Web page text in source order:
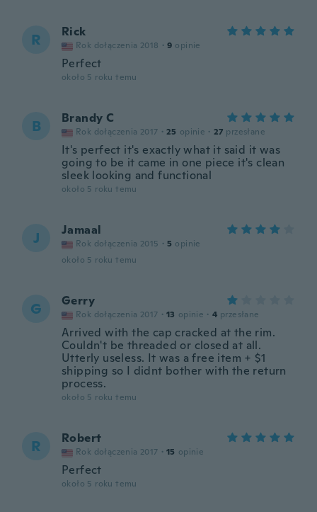
R Rick
Rok dołączenia 2018 · 9 opinie
Perfect
około 5 roku temu
B Brandy C
Rok dołączenia 2017 · 25 opinie · 27 przesłane
It's perfect it's exactly what it said it was
going to be it came in one piece it's clean
sleek looking and functional
około 5 roku temu
J Jamaal
Rok dołączenia 2015 · 5 opinie
około 5 roku temu
G Gerry
Rok dołączenia 2017 · 13 opinie · 4 przesłane
Arrived with the cap cracked at the rim.
Couldn't be threaded or closed at all.
Utterly useless. It was a free item + $1
shipping so I didnt bother with the return
process.
około 5 roku temu
R Robert
Rok dołączenia 2017 · 15 opinie
Perfect
około 5 roku temu